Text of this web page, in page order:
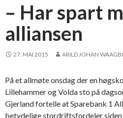
– Har spart
alliansen
27. MAI 2015 ARILD JOHAN
På et allmøte onsdag der en
Lillehammer og Volda sto på
Gjerland fortelle at Sparebank 1
betydelige stordriftsfordeler siden